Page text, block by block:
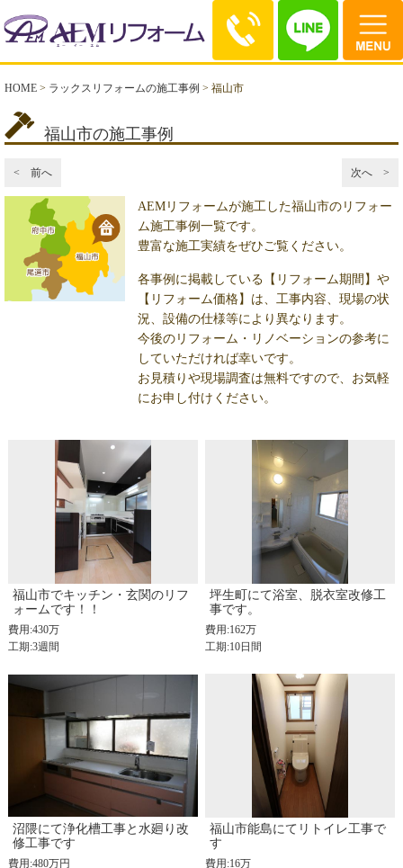
HOME > ラックスリフォームの施工事例 > 福山市
福山市の施工事例
< 前へ 次へ >
AEMリフォームが施工した福山市のリフォー
ム施工事例一覧です。
豊富な施工実績をぜひご覧ください。
各事例に掲載している【リフォーム期間】や
【リフォーム価格】は、工事内容、現場の状
況、設備の仕様等により異なります。
今後のリフォーム・リノベーションの参考に
していただければ幸いです。
お見積りや現場調査は無料ですので、お気軽
にお申し付けください。
福山市でキッチン・玄関のリフ
ォームです！！
費用:430万
工期:3週間
坪生町にて浴室、脱衣室改修工
事です。
費用:162万
工期:10日間
沼隈にて浄化槽工事と水廻り改
修工事です
費用:480万円
福山市能島にてリトイレ工事で
す
費用:16万